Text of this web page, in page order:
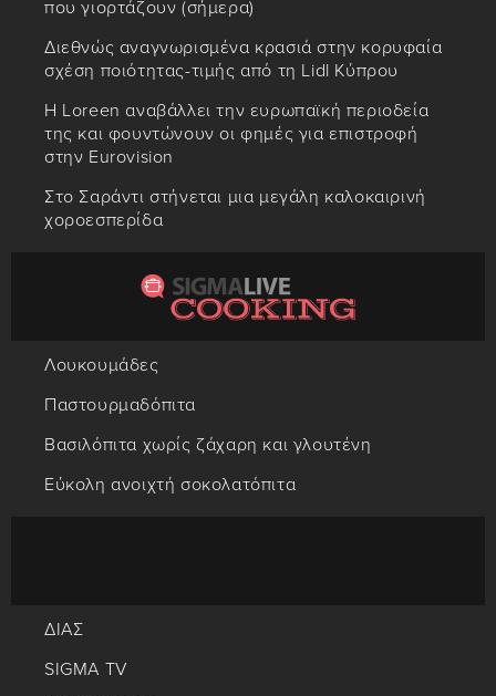
που γιορτάζουν (σήμερα)
Διεθνώς αναγνωρισμένα κρασιά στην κορυφαία
σχέση ποιότητας-τιμής από τη Lidl Κύπρου
Η Loreen αναβάλλει την ευρωπαϊκή περιοδεία
της και φουντώνουν οι φημές για επιστροφή
στην Eurovision
Στο Σαράντι στήνεται μια μεγάλη καλοκαιρινή
χοροεσπερίδα
Λουκουμάδες
Παστουρμαδόπιτα
Βασιλόπιτα χωρίς ζάχαρη και γλουτένη
Εύκολη ανοιχτή σοκολατόπιτα
ΔΙΑΣ
SIGMA TV